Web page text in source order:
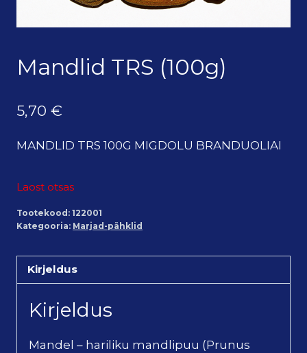
Mandlid TRS (100g)
5,70 €
MANDLID TRS 100G MIGDOLU BRANDUOLIAI
Laost otsas
Tootekood: 122001
Kategooria: Marjad-pähklid
Kirjeldus
Kirjeldus
Mandel – hariliku mandlipuu (Prunus